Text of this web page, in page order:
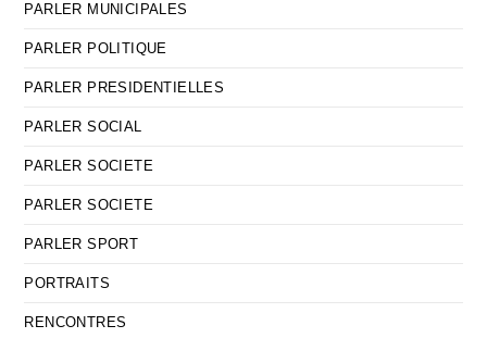
PARLER MUNICIPALES
PARLER POLITIQUE
PARLER PRESIDENTIELLES
PARLER SOCIAL
PARLER SOCIETE
PARLER SOCIETE
PARLER SPORT
PORTRAITS
RENCONTRES